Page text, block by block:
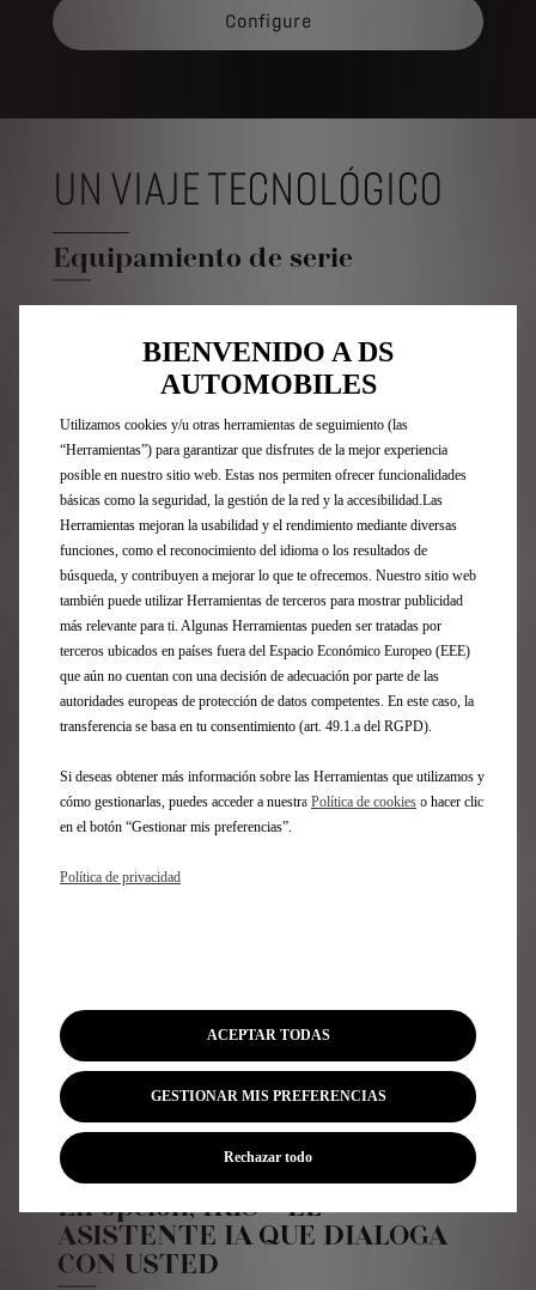
Configure
UN VIAJE TECNOLÓGICO
Equipamiento de serie
conducción, como el asistente de aparcamiento trasero,
la alerta de cambio involuntario de carril, el control de
muertos, el acceso y arranque sin llave por proximidad
y la cámara de visión de 360º.
ACCESO Y ARRANQUE SIN LLAVE POR PROXIMIDAD
VISIÓN 360º
En opción, IRIS – EL
ASISTENTE IA QUE DIALOGA
CON USTED
BIENVENIDO A DS
AUTOMOBILES
Utilizamos cookies y/u otras herramientas de seguimiento (las
“Herramientas”) para garantizar que disfrutes de la mejor experiencia
posible en nuestro sitio web. Estas nos permiten ofrecer funcionalidades
básicas como la seguridad, la gestión de la red y la accesibilidad.Las
Herramientas mejoran la usabilidad y el rendimiento mediante diversas
funciones, como el reconocimiento del idioma o los resultados de
búsqueda, y contribuyen a mejorar lo que te ofrecemos. Nuestro sitio web
también puede utilizar Herramientas de terceros para mostrar publicidad
más relevante para ti. Algunas Herramientas pueden ser tratadas por
terceros ubicados en países fuera del Espacio Económico Europeo (EEE)
que aún no cuentan con una decisión de adecuación por parte de las
autoridades europeas de protección de datos competentes. En este caso, la
transferencia se basa en tu consentimiento (art. 49.1.a del RGPD).
Si deseas obtener más información sobre las Herramientas que utilizamos y
cómo gestionarlas, puedes acceder a nuestra Política de cookies o hacer clic
en el botón “Gestionar mis preferencias”.
Política de privacidad
GESTIONAR MIS PREFERENCIAS
ACEPTAR TODAS
Rechazar todo